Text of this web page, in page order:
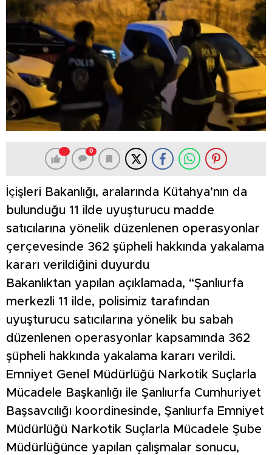
0
İçişleri Bakanlığı, aralarında Kütahya’nın da
bulunduğu 11 ilde uyuşturucu madde
satıcılarına yönelik düzenlenen operasyonlar
çerçevesinde 362 şüpheli hakkında yakalama
kararı verildiğini duyurdu
Bakanlıktan yapılan açıklamada, “Şanlıurfa
merkezli 11 ilde, polisimiz tarafından
uyuşturucu satıcılarına yönelik bu sabah
düzenlenen operasyonlar kapsamında 362
şüpheli hakkında yakalama kararı verildi.
Emniyet Genel Müdürlüğü Narkotik Suçlarla
Mücadele Başkanlığı ile Şanlıurfa Cumhuriyet
Başsavcılığı koordinesinde, Şanlıurfa Emniyet
Müdürlüğü Narkotik Suçlarla Mücadele Şube
Müdürlüğünce yapılan çalışmalar sonucu,